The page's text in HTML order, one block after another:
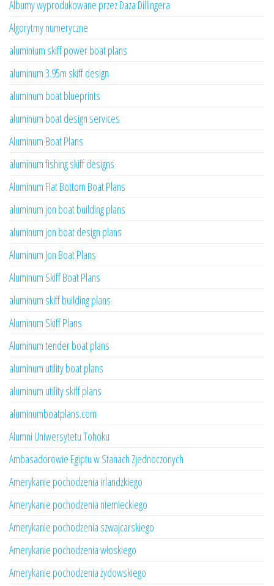
Albumy wyprodukowane przez Daza Dillingera
Algorytmy numeryczne
aluminium skiff power boat plans
aluminum 3.95m skiff design
aluminum boat blueprints
aluminum boat design services
Aluminum Boat Plans
aluminum fishing skiff designs
Aluminum Flat Bottom Boat Plans
aluminum jon boat building plans
aluminum jon boat design plans
Aluminum Jon Boat Plans
Aluminum Skiff Boat Plans
aluminum skiff building plans
Aluminum Skiff Plans
Aluminum tender boat plans
aluminum utility boat plans
aluminum utility skiff plans
aluminumboatplans.com
Alumni Uniwersytetu Tohoku
Ambasadorowie Egiptu w Stanach Zjednoczonych
Amerykanie pochodzenia irlandzkiego
Amerykanie pochodzenia niemieckiego
Amerykanie pochodzenia szwajcarskiego
Amerykanie pochodzenia włoskiego
Amerykanie pochodzenia żydowskiego